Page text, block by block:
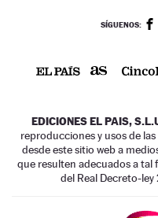
SÍGUENOS:
EDICIONES EL PAIS,
reproducciones y usos de
desde este sitio web a
que resulten adecuados a
del Real Decreto-